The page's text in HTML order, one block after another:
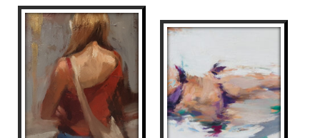
Artístic de Barcelona.
• 1994. Exerceix com a professora de dibuix a
l’Escola de la Sala Gaudí de Barcelona.
• 1993-1996. Taller de Sánchez Ametllers i Bosch
Cavedo.
• 1996. Curs d’Introducció a l’Estètica. Col·legi